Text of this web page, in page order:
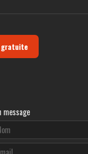
gratuite
message